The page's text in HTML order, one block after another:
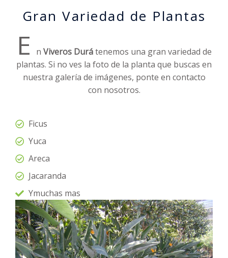
Gran Variedad de Plantas
E n Viveros Durátenemos una gran variedad de
plantas. Si no ves la foto de la planta que buscas en
nuestra galería de imágenes, ponte en contacto
con nosotros.
Ficus
Yuca
Areca
Jacaranda
Ymuchas mas